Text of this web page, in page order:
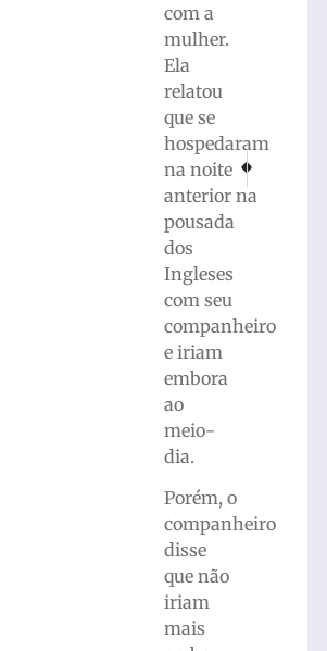
com a
mulher.
Ela
relatou
que se
hospedaram
na noite
anterior na
pousada
dos
Ingleses
com seu
companheiro
e iriam
embora
ao
meio-
dia.
Porém, o
companheiro
disse
que não
iriam
mais
PRÓXIMO
Criança morre